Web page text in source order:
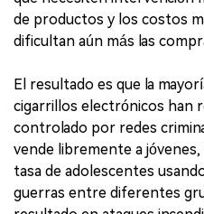
de productos y los costos
dificultan aún más las
El resultado es que la
cigarrillos electrónicos han
controlado por redes
vende libremente a
tasa de adolescentes
guerras entre diferentes